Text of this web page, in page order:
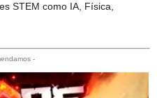
STEM como IA, Física,
-